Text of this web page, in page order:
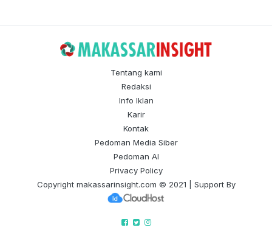
Tentang kami
Redaksi
Info Iklan
Karir
Kontak
Pedoman Media Siber
Pedoman AI
Privacy Policy
Copyright makassarinsight.com © 2021 | Support By